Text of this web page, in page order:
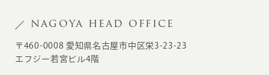
NAGOYA HEAD OFFICE
〒460-0008 愛知県名古屋市中区栄3-23-23
エフジー若宮ビル4階